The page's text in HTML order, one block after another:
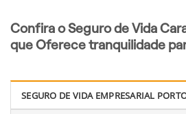
Confira o Seguro de Vida
que Oferece tranquilidade
SEGURO DE VIDA EMPRESARIAL